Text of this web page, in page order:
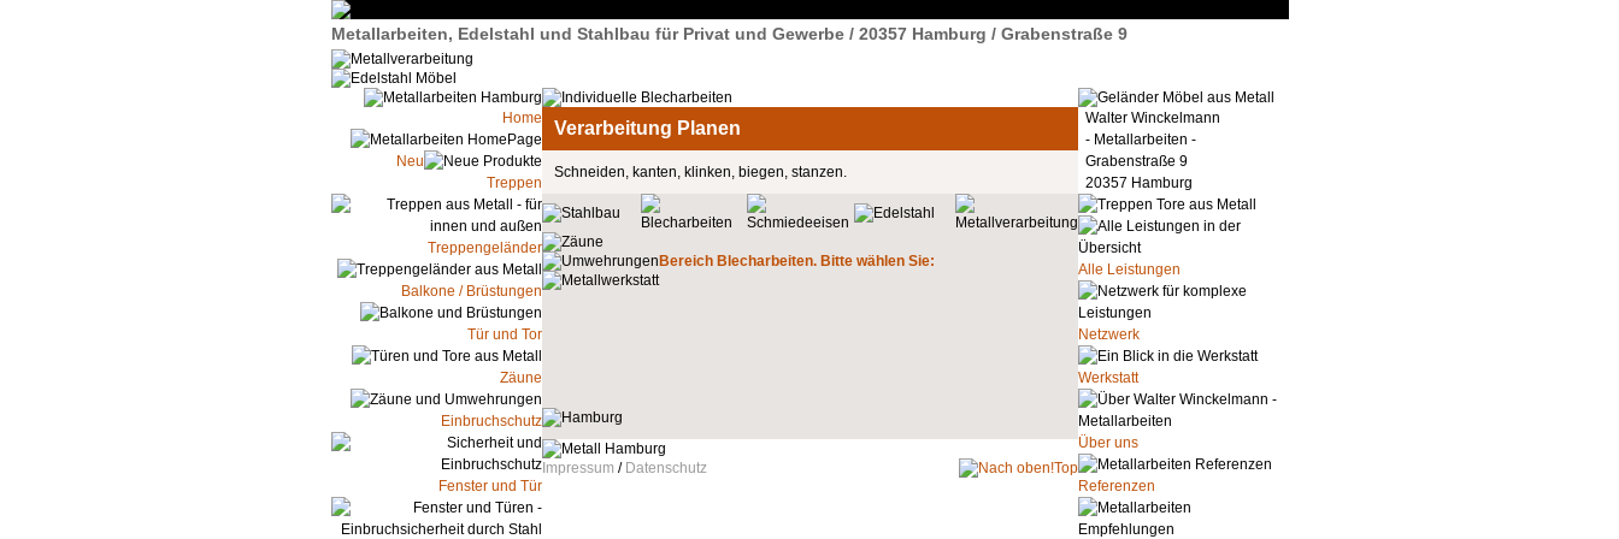
Metallarbeiten, Edelstahl und Stahlbau für Privat und Gewerbe / 20357 Hamburg / Grabenstraße 9
Home
Neu
Treppen
Treppengeländer
Balkone / Brüstungen
Tür und Tor
Zäune
Einbruchschutz
Fenster und Tür
Verarbeitung Planen
Schneiden, kanten, klinken, biegen, stanzen.
Bereich Blecharbeiten. Bitte wählen Sie:
Impressum / Datenschutz Top
Walter Winckelmann
- Metallarbeiten -
Grabenstraße 9
20357 Hamburg
Alle Leistungen
Netzwerk
Werkstatt
Über uns
Referenzen